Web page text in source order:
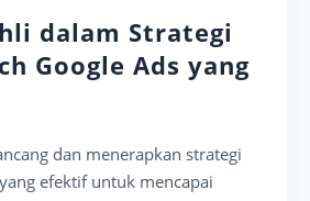
dalam Strategi
Google Ads yang
dan menerapkan strategi
efektif untuk mencapai